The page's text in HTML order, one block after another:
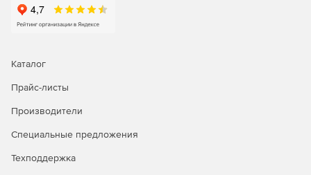
Каталог
Прайс-листы
Производители
Специальные предложения
Техподдержка